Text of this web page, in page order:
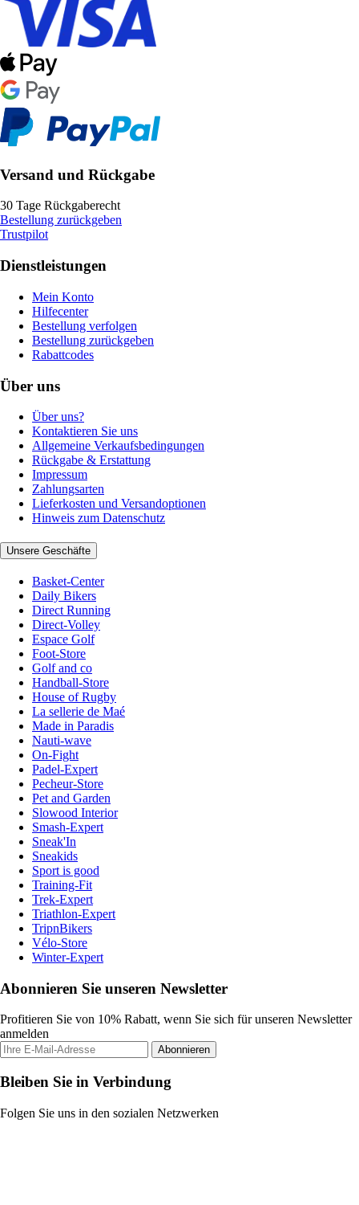
Versand und Rückgabe
30 Tage Rückgaberecht
Bestellung zurückgeben
Trustpilot
Dienstleistungen
Mein Konto
Hilfecenter
Bestellung verfolgen
Bestellung zurückgeben
Rabattcodes
Über uns
Über uns?
Kontaktieren Sie uns
Allgemeine Verkaufsbedingungen
Rückgabe & Erstattung
Impressum
Zahlungsarten
Lieferkosten und Versandoptionen
Hinweis zum Datenschutz
Unsere Geschäfte
Basket-Center
Daily Bikers
Direct Running
Direct-Volley
Espace Golf
Foot-Store
Golf and co
Handball-Store
House of Rugby
La sellerie de Maé
Made in Paradis
Nauti-wave
On-Fight
Padel-Expert
Pecheur-Store
Pet and Garden
Slowood Interior
Smash-Expert
Sneak'In
Sneakids
Sport is good
Training-Fit
Trek-Expert
Triathlon-Expert
TripnBikers
Vélo-Store
Winter-Expert
Abonnieren Sie unseren Newsletter
Profitieren Sie von 10% Rabatt, wenn Sie sich für unseren Newsletter
anmelden
Abonnieren
Bleiben Sie in Verbindung
Folgen Sie uns in den sozialen Netzwerken